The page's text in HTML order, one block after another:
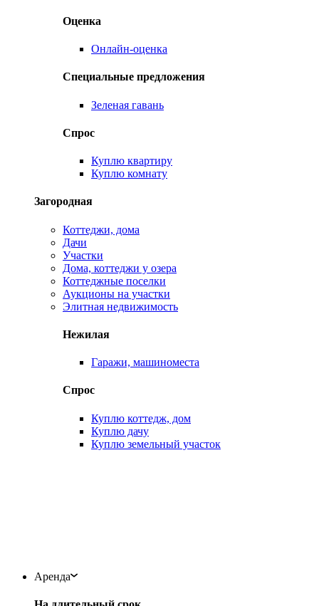
Оценка
Онлайн-оценка
Специальные предложения
Зеленая гавань
Спрос
Куплю квартиру
Куплю комнату
Загородная
Коттеджи, дома
Дачи
Участки
Дома, коттеджи у озера
Коттеджные поселки
Аукционы на участки
Элитная недвижимость
Нежилая
Гаражи, машиноместа
Спрос
Куплю коттедж, дом
Куплю дачу
Куплю земельный участок
Аренда